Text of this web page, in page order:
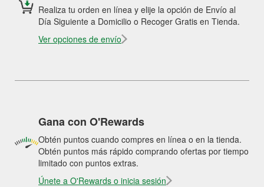
Realiza tu orden en línea y elije la opción de Envío al
Día Siguiente a Domicilio o Recoger Gratis en Tienda.
Ver opciones de envío
Gana con O'Rewards
Obtén puntos cuando compres en línea o en la tienda.
Obtén puntos más rápido comprando ofertas por tiempo
limitado con puntos extras.
Únete a O'Rewards o inicia sesión